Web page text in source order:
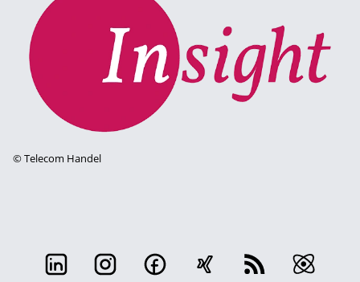
©Telecom Handel